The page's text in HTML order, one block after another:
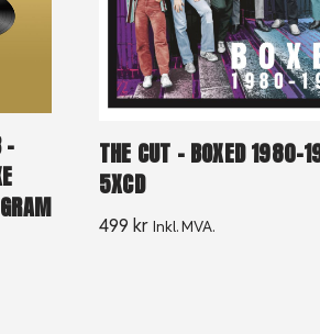
THE CUT – BOXED 1980-
5XCD
499 kr Inkl. MVA.